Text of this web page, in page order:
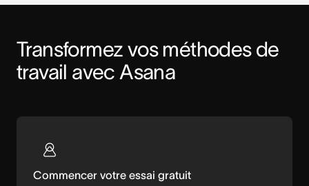
Transformez vos méthodes de
travail avec Asana
Commencer votre essai gratuit